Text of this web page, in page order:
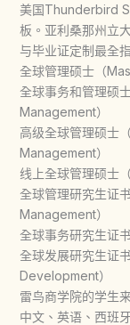
美国Thunderbird
板。亚利桑那州立
与毕业证定制最全
全球管理硕士（
全球事务和管理硕
Management）
高级全球管理硕士
Management）
线上全球管理硕士
全球管理研究生证
Management）
全球事务研究生证
全球发展研究生证
Development）
雷鸟商学院的学生
中文、英语、西班